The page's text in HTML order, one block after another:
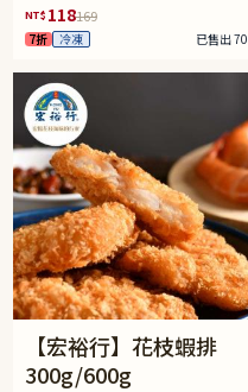
NT$ 118169
7折 冷凍 已售出 70
【宏裕行】花枝蝦排
300g/600g